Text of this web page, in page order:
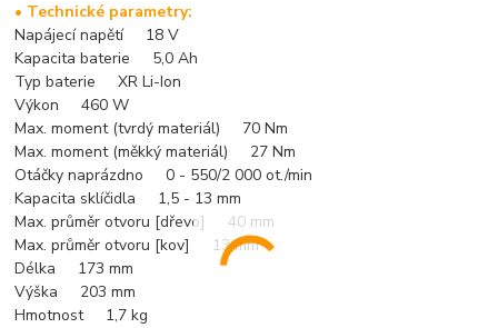
• Technické parametry:
Napájecí napětí 18 V
Kapacita baterie 5,0 Ah
Typ baterie XR Li-Ion
Výkon 460 W
Max. moment (tvrdý materiál) 70 Nm
Max. moment (měkký materiál) 27 Nm
Otáčky naprázdno 0 - 550/2 000 ot./min
Kapacita sklíčidla 1,5 - 13 mm
Max. průměr otvoru [dřevo] 40 mm
Max. průměr otvoru [kov] 13 mm
Délka 173 mm
Výška 203 mm
Hmotnost 1,7 kg